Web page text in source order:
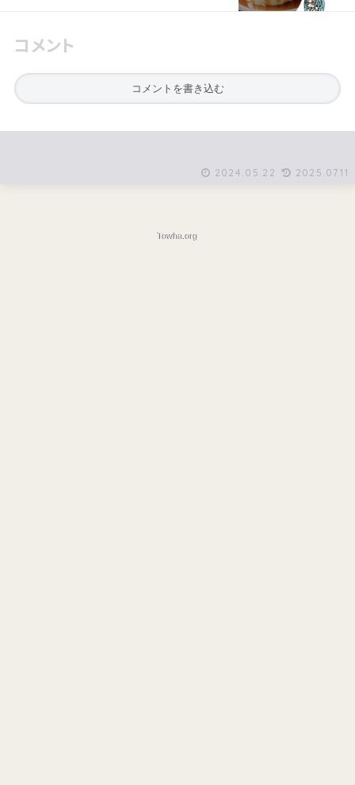
2024.05.22 2025.07.11
コメント
コメントを書き込む
Towha.org